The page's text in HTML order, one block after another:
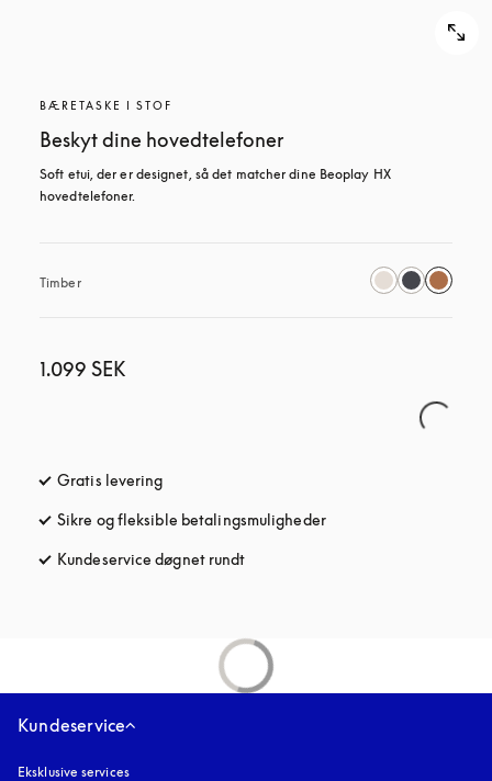
BÆRETASKE I STOF
Beskyt dine hovedtelefoner
Soft etui, der er designet, så det matcher dine Beoplay HX
hovedtelefoner.
Timber
1.099 SEK
Gratis levering
Sikre og fleksible betalingsmulighederåbnes under en ny fane
Kundeservice døgnet rundt
Kundeservice
Eksklusive services